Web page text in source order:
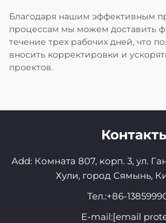
Благодаря нашим эффективным
процессам мы можем доставить
течение трех рабочих дней, что
вносить корректировки и
проектов.
Add: Комната 807, корп. 3, ул.
Хули, город Сямынь,
Тел.:+86-
E-mail:[email